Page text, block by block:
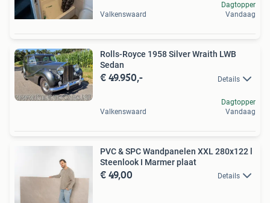
Valkenswaard
Dagtopper
Vandaag
Rolls-Royce 1958 Silver Wraith LWB
Sedan
€ 49.950,- Details
Valkenswaard
Dagtopper
Vandaag
PVC & SPC Wandpanelen XXL 280x122 l
Steenlook I Marmer plaat
€ 49,00 Details